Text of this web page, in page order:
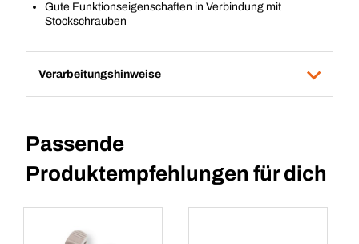
Gute Funktionseigenschaften in Verbindung mit
Stockschrauben
Verarbeitungshinweise
Passende
Produktempfehlungen für dich